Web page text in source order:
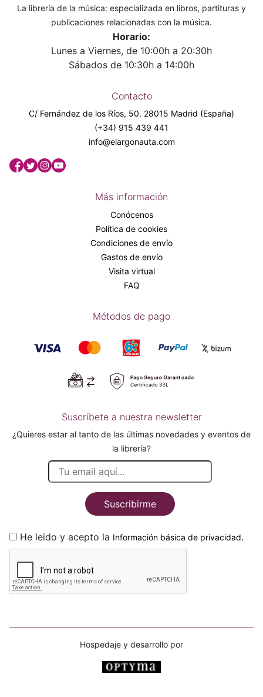
La librería de la música: especializada en libros, partituras y
publicaciones relacionadas con la música.
Horario:
Lunes a Viernes, de 10:00h a 20:30h
Sábados de 10:30h a 14:00h
Contacto
C/ Fernández de los Ríos, 50. 28015 Madrid (España)
(+34) 915 439 441
info@elargonauta.com
Más información
Conócenos
Política de cookies
Condiciones de envío
Gastos de envío
Visita virtual
FAQ
Métodos de pago
Suscríbete a nuestra newsletter
¿Quieres estar al tanto de las últimas novedades y eventos de
la librería?
Suscribirme
He leido y acepto la Información básica de privacidad.
Hospedaje y desarrollo por